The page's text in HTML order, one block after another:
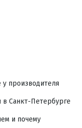
производителя
Санкт-Петербурге
и почему